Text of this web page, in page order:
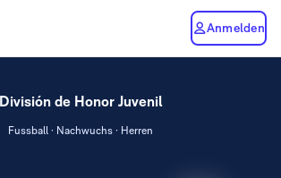
Anmelden
División de Honor Juvenil
Fussball · Nachwuchs · Herren